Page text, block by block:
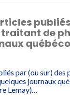
traitant de
par (ou sur) des
journaux
Lemay)…